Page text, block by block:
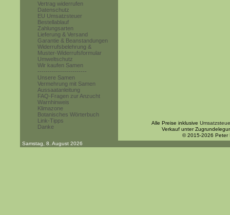
Vertrag widerrufen
Datenschutz
EU Umsatzsteuer
Bestellablauf
Zahlungsarten
Lieferung & Versand
Garantie & Beanstandungen
Widerrufsbelehrung &
Muster-Widerrufsformular
Umweltschutz
Wir kaufen Samen
------------------------
Unsere Samen
Vermehrung mit Samen
Aussaatanleitung
FAQ-Fragen zur Anzucht
Warnhinweis
Klimazone
Botanisches Wörterbuch
Link-Tipps
Danke
Alle Preise inklusive
Verkauf unter
© 2015-2026 Peter
Samstag, 8. August 2026